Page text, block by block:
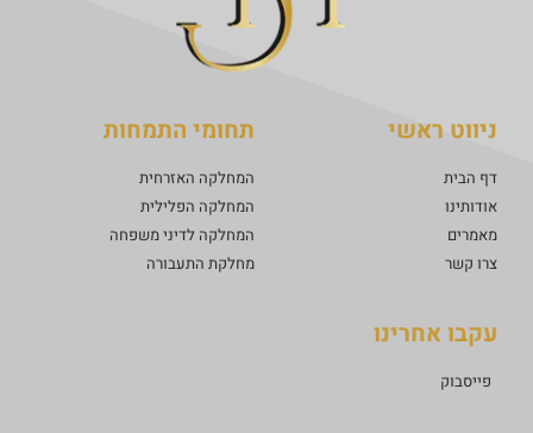
ניווט ראשי
דף הבית
אודותינו
מאמרים
צרו קשר
תחומי התמחות
המחלקה האזרחית
המחלקה הפלילית
המחלקה לדיני משפחה
מחלקת התעבורה
עקבו אחרינו
פייסבוק